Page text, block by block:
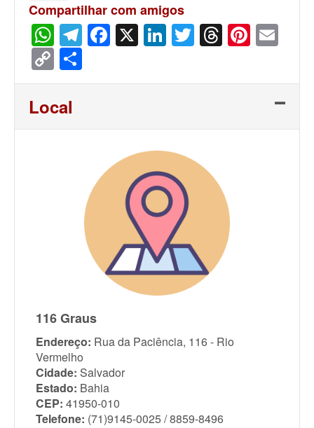
Compartilhar com amigos
WhatsApp
Telegram
Facebook
X LinkedIn
Twitter
Threads
Copy
Link
Local
116 Graus
Endereço: Rua da Paciência, 116 - Rio
Vermelho
Cidade: Salvador
Estado: Bahia
CEP: 41950-010
Telefone: (71)9145-0025 / 8859-8496